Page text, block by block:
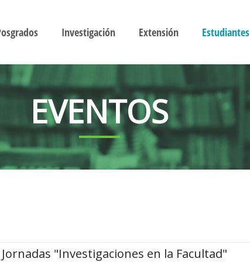
Investigación Extensión Estudiantes
EVENTOS
Jornadas "Investigaciones en la Facultad"